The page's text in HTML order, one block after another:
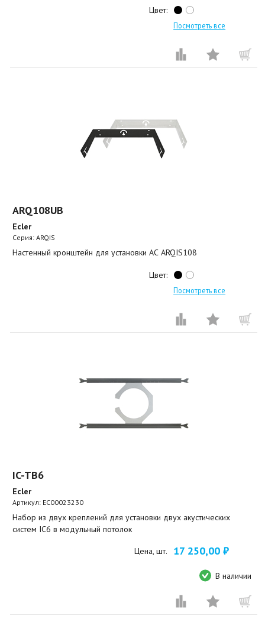
Цвет:
Посмотреть все
ARQ108UB
Ecler
Серия: ARQIS
Настенный кронштейн для установки АС ARQIS108
Цвет:
Посмотреть все
IC-TB6
Ecler
Артикул: EC00023230
Набор из двух креплений для установки двух акустических
систем IC6 в модульный потолок
Цена, шт. 17 250,00 ₽
В наличии